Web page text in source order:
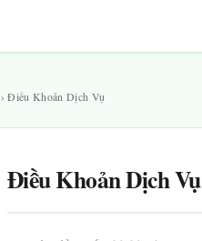
› Điều Khoản Dịch Vụ
Điều Khoản Dịch Vụ